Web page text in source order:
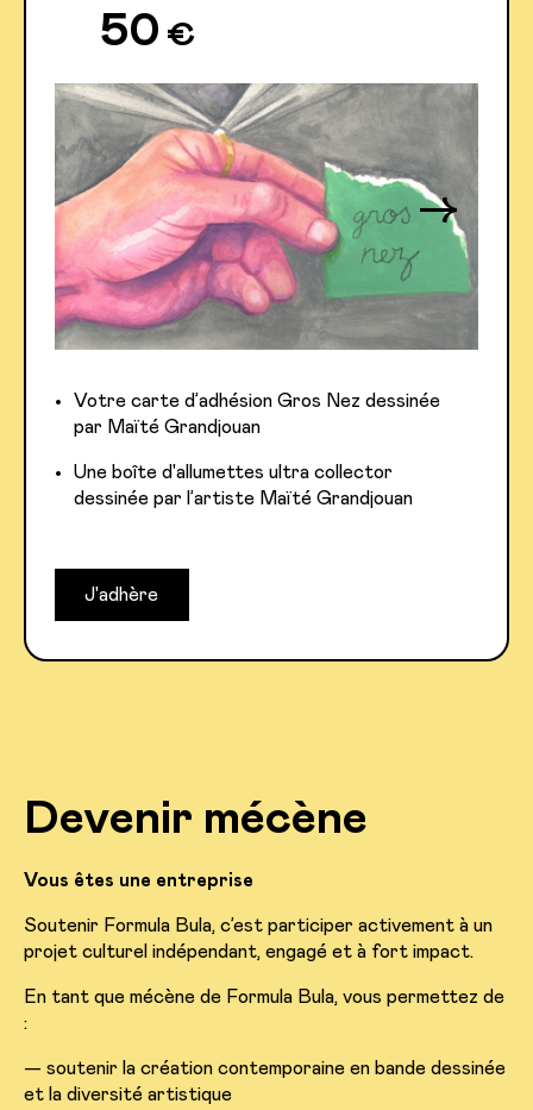
50€
→
Votre carte d’adhésion Gros Nez dessinée
par Maïté Grandjouan
Une boîte d'allumettes ultra collector
dessinée par l’artiste Maïté Grandjouan
J'adhère
Devenir mécène
Vous êtes une entreprise
Soutenir Formula Bula, c’est participer activement à un
projet culturel indépendant, engagé et à fort impact.
En tant que mécène de Formula Bula, vous permettez de
:
— soutenir la création contemporaine en bande dessinée
et la diversité artistique